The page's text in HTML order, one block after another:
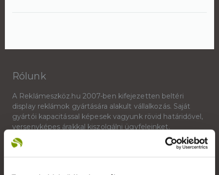
Rólunk
A Reklámeszköz.hu 2007-ben kifejezetten beltéri
display reklámok gyártására alakult vállalkozás. Saját
gyártói kapacitással képesek vagyunk rövid határidővel,
versenyképes árakkal kiszolgálni ügyfeleinket.
+36 1 783 5355